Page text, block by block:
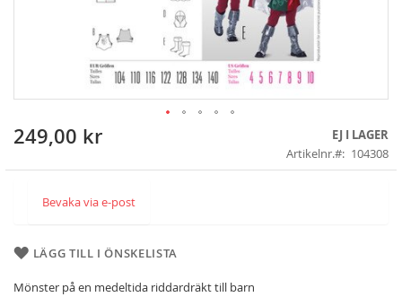
Skip
the
gallery
249,00 kr
EJ I LAGER
Artikelnr.
104308
Bevaka via e-post
LÄGG TILL I ÖNSKELISTA
Mönster på en medeltida riddardräkt till barn